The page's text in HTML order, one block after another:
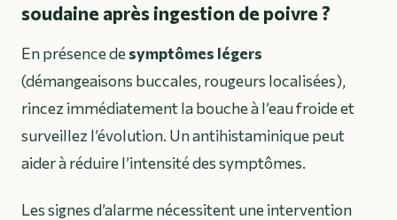
soudaine après ingestion de poivre ?
En présence desymptômes légers
(démangeaisons buccales, rougeurs localisées),
rincez immédiatement la bouche à l’eau froide et
surveillez l’évolution. Un antihistaminique peut
aider à réduire l’intensité des symptômes.
Les signes d’alarme nécessitent une intervention